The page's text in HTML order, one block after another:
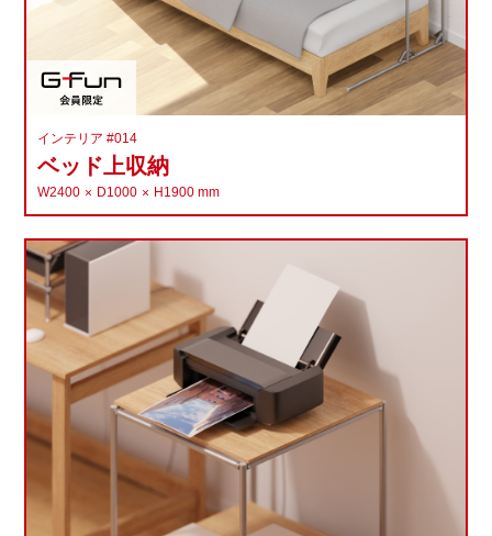
インテリア #014
ベッド上収納
W2400 D1000 H1900 mm